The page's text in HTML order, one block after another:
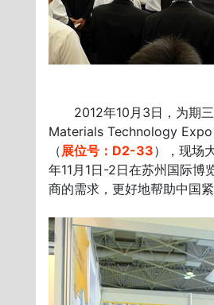
2012年10月3日，为期三
Materials Technology Expo
（展位号： D2-33），现场
年11月1日-2日在苏州国际博
商的需求，更好地帮助中国